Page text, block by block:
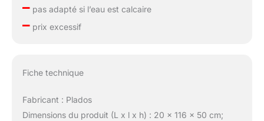
–pas adapté si l’eau est calcaire
–prix excessif
Fiche technique
Fabricant : Plados
Dimensions du produit (L x l x h) : 20 x 116 x 50 cm;